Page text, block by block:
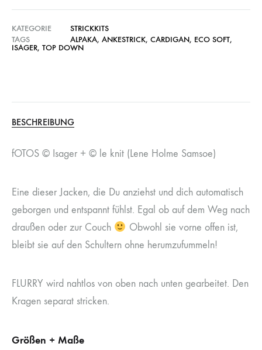
KATEGORIE
STRICKKITS
TAGS
ALPAKA, ANKESTRICK, CARDIGAN, ECO SOFT,
ISAGER, TOP DOWN
BESCHREIBUNG
fOTOS © Isager + © le knit (Lene Holme Samsoe)
Eine dieser Jacken, die Du anziehst und dich automatisch
geborgen und entspannt fühlst. Egal ob auf dem Weg nach
draußen oder zur Couch
Obwohl sie vorne offen ist,
bleibt sie auf den Schultern ohne herumzufummeln!
FLURRY wird nahtlos von oben nach unten gearbeitet. Den
Kragen separat stricken.
Größen + Maße